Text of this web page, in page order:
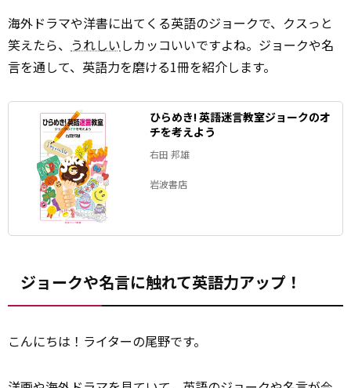
海外ドラマや洋書に出てくる英語のジョークで、クスっと
笑えたら、 うれしいしカッコいいですよね。ジョークや名
言を通して、英語力を磨ける1冊を紹介します。
ひらめき! 英語迷言教室――ジョークのオ
チを考えよう
右田 邦雄
岩波書店
ジョークや名言に触れて英語力アップ！
こんにちは！ライターの尾野です。